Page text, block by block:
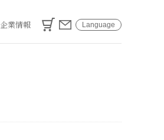
企業情報 カート お問い合わせ
Language